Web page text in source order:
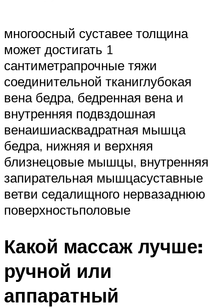
многоосный суставее толщина
может достигать 1
сантиметрапрочные тяжи
соединительной тканиглубокая
вена бедра, бедренная вена и
внутренняя подвздошная
венаишиасквадратная мышца
бедра, нижняя и верхняя
близнецовые мышцы, внутренняя
запирательная мышцасуставные
ветви седалищного нервазаднюю
поверхностьполовые
Какой массаж лучше:
ручной или
аппаратный